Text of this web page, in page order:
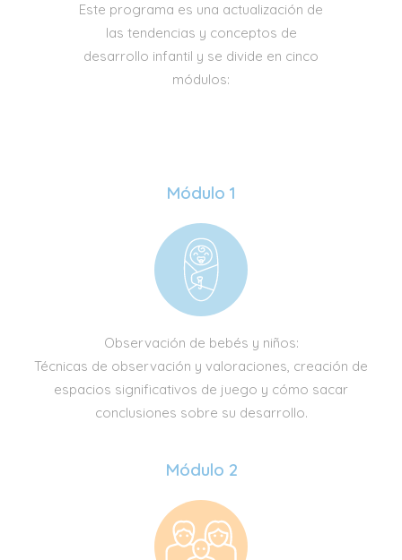
Este programa es una actualización de
las tendencias y conceptos de
desarrollo infantil y se divide en cinco
módulos:
Módulo 1
Observación de bebés y niños:
Técnicas de observación y valoraciones, creación de
espacios significativos de juego y cómo sacar
conclusiones sobre su desarrollo.
Módulo 2